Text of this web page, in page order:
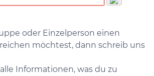
oder Einzelperson einen
möchtest, dann schreib uns
Informationen, was du zu